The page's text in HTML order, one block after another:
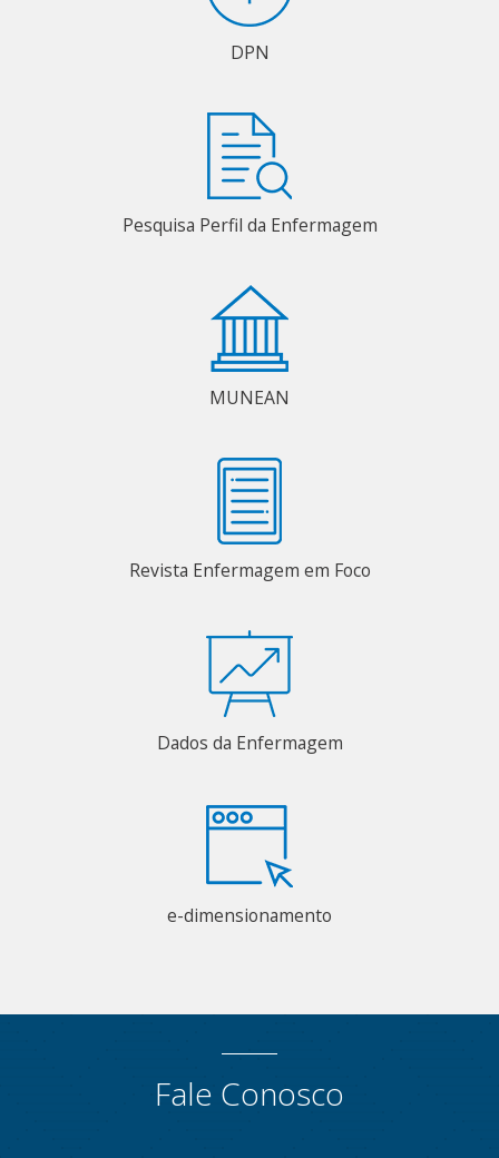
DPN
Pesquisa Perfil da Enfermagem
MUNEAN
Revista Enfermagem em Foco
Dados da Enfermagem
e-dimensionamento
Fale Conosco